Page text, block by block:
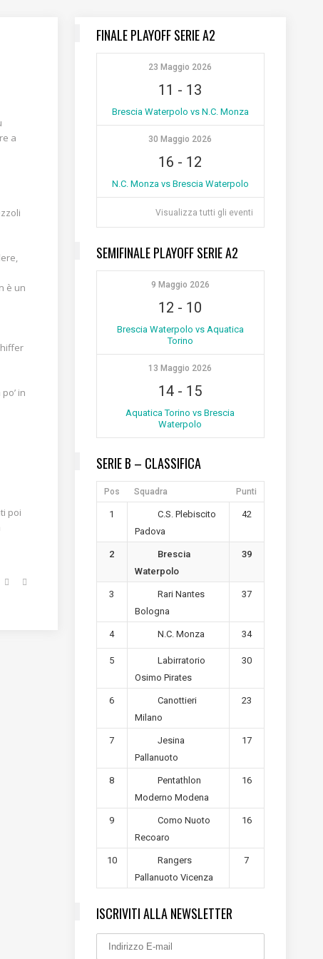
a
è un
in
poi
FINALE PLAYOFF SERIE A2
23 Maggio 2026
11 - 13
Brescia Waterpolo vs N.C. Monza
30 Maggio 2026
16 - 12
N.C. Monza vs Brescia Waterpolo
Visualizza tutti gli eventi
SEMIFINALE PLAYOFF SERIE A2
9 Maggio 2026
12 - 10
Brescia Waterpolo vs Aquatica
Torino
13 Maggio 2026
14 - 15
Aquatica Torino vs Brescia
Waterpolo
SERIE B – CLASSIFICA
Pos Squadra Punti
1
C.S. Plebiscito
Padova
42
2
Brescia
Waterpolo
39
3
Rari Nantes
Bologna
37
4 N.C. Monza 34
5
Labirratorio
Osimo Pirates
30
6
Canottieri
Milano
23
7
Jesina
Pallanuoto
17
8
Pentathlon
Moderno Modena
16
9
Como Nuoto
Recoaro
16
10
Rangers
Pallanuoto Vicenza
7
ISCRIVITI ALLA NEWSLETTER